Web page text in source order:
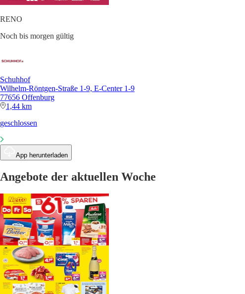
RENO
Noch bis morgen gültig
Schuhhof
Wilhelm-Röntgen-Straße 1-9, E-Center 1-9
77656 Offenburg
1,44 km
geschlossen
App herunterladen
Angebote der aktuellen Woche